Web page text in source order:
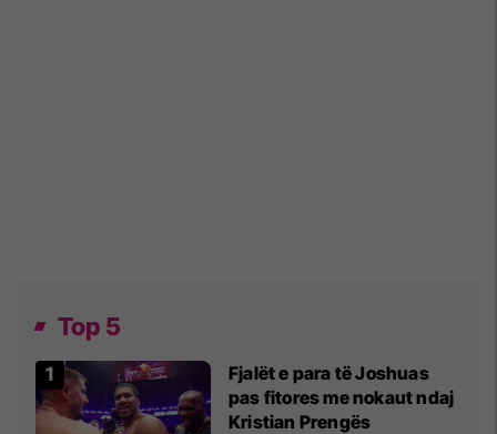
Top 5
Fjalët e para të Joshuas
pas fitores me nokaut ndaj
Kristian Prengës